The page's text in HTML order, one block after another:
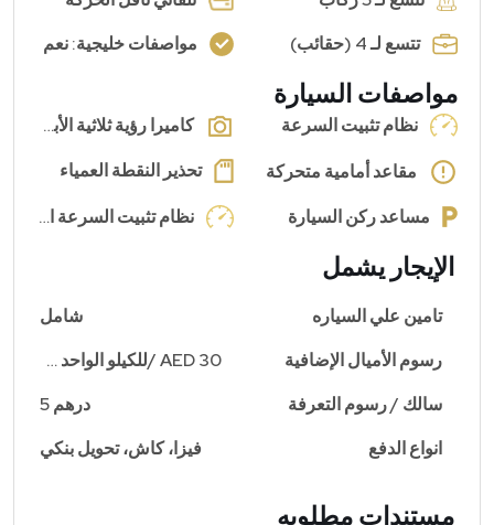
تتسع لـ 4 (حقائب)
مواصفات خليجية: نعم
مواصفات السيارة
نظام تثبيت السرعة
كاميرا رؤية ثلاثية الأبعاد
مقاعد أمامية متحركة
تحذير النقطة العمياء
مساعد ركن السيارة
نظام تثبيت السرعة التكيفي
الإيجار يشمل
تامين علي السياره
رسوم الأميال الإضافية
سالك / رسوم التعرفة
انواع الدفع
شامل
AED 30 /للكيلو الواحد (±)
درهم 5
فيزا، كاش، تحويل بنكي
مستندات مطلوبه